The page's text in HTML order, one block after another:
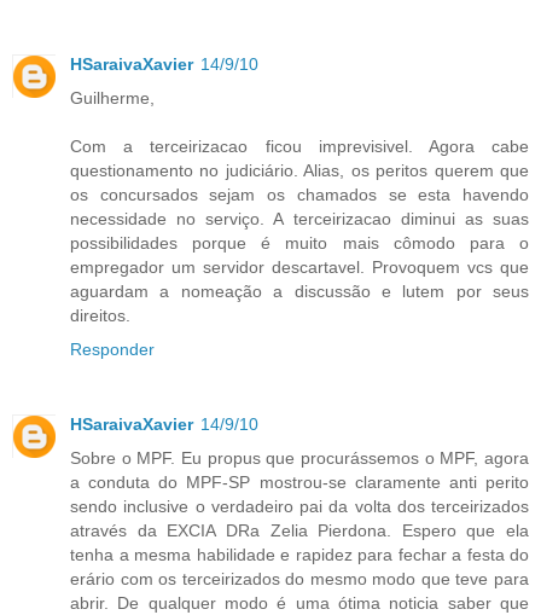
HSaraivaXavier 14/9/10
Guilherme,
Com a terceirizacao ficou imprevisivel. Agora cabe
questionamento no judiciário. Alias, os peritos querem que
os concursados sejam os chamados se esta havendo
necessidade no serviço. A terceirizacao diminui as suas
possibilidades porque é muito mais cômodo para o
empregador um servidor descartavel. Provoquem vcs que
aguardam a nomeação a discussão e lutem por seus
direitos.
Responder
HSaraivaXavier 14/9/10
Sobre o MPF. Eu propus que procurássemos o MPF, agora
a conduta do MPF-SP mostrou-se claramente anti perito
sendo inclusive o verdadeiro pai da volta dos terceirizados
através da EXCIA DRa Zelia Pierdona. Espero que ela
tenha a mesma habilidade e rapidez para fechar a festa do
erário com os terceirizados do mesmo modo que teve para
abrir. De qualquer modo é uma ótima noticia saber que